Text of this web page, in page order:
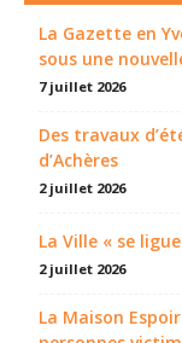
La Gazette en
sous une
7 juillet 2026
Des travaux
d’Achères
2 juillet 2026
La Ville « se
2 juillet 2026
La Maison